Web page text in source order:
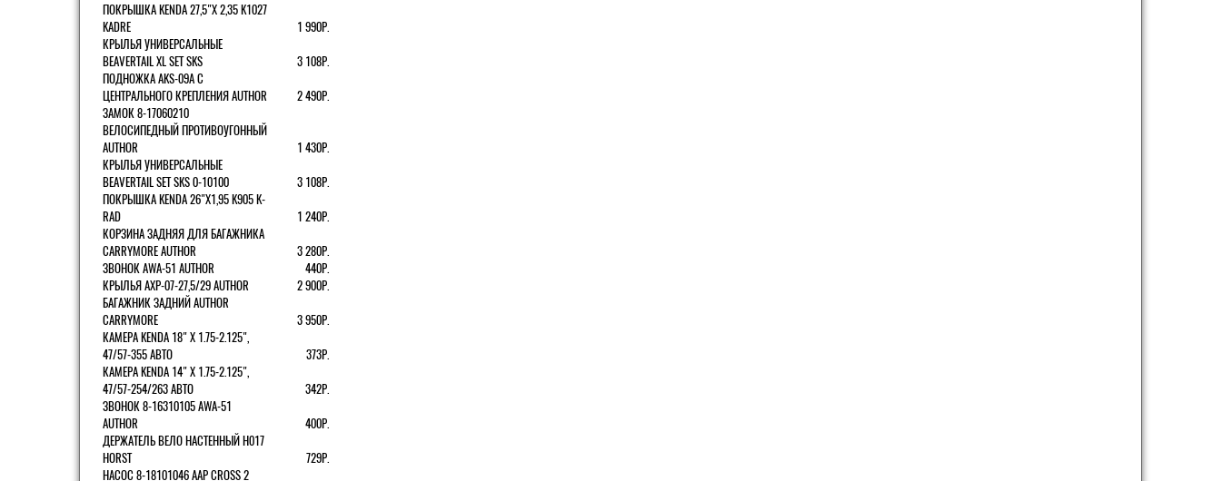
ПОКРЫШКА KENDA 27,5"Х 2,35 K1027
KADRE
1 990Р.
КРЫЛЬЯ УНИВЕРСАЛЬНЫЕ
BEAVERTAIL XL SET SKS
3 108Р.
ПОДНОЖКА AKS-09A C
ЦЕНТРАЛЬНОГО КРЕПЛЕНИЯ AUTHOR
2 490Р.
ЗАМОК 8-17060210
ВЕЛОСИПЕДНЫЙ ПРОТИВОУГОННЫЙ
AUTHOR
1 430Р.
КРЫЛЬЯ УНИВЕРСАЛЬНЫЕ
BEAVERTAIL SET SKS 0-10100
3 108Р.
ПОКРЫШКА KENDA 26"Х1,95 K905 K-
RAD
1 240Р.
КОРЗИНА ЗАДНЯЯ ДЛЯ БАГАЖНИКА
CARRYMORE AUTHOR
3 280Р.
ЗВОНОК AWA-51 AUTHOR
440Р.
КРЫЛЬЯ AXP-07-27,5/29 AUTHOR
2 900Р.
БАГАЖНИК ЗАДНИЙ AUTHOR
CARRYMORE
3 950Р.
КАМЕРА KENDA 18" Х 1.75-2.125",
47/57-355 АВТО
373Р.
КАМЕРА KENDA 14" Х 1.75-2.125",
47/57-254/263 АВТО
342Р.
ЗВОНОК 8-16310105 AWA-51
AUTHOR
400Р.
ДЕРЖАТЕЛЬ ВЕЛО НАСТЕННЫЙ H017
HORST
729Р.
НАСОС 8-18101046 AAP CROSS 2